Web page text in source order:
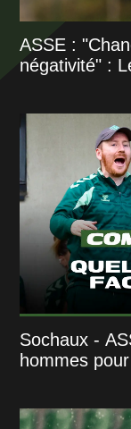
ASSE :
négativité" :
Sochaux -
hommes